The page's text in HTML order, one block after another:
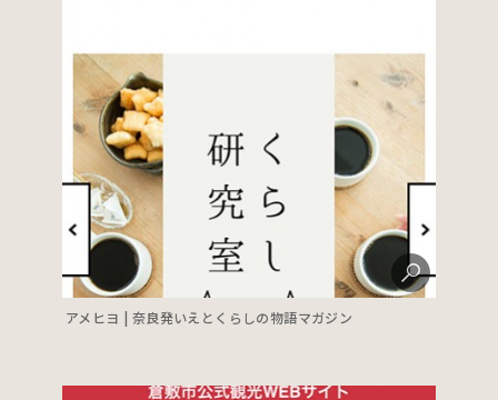
アメヒヨ | 奈良発いえとくらしの物語マガジン